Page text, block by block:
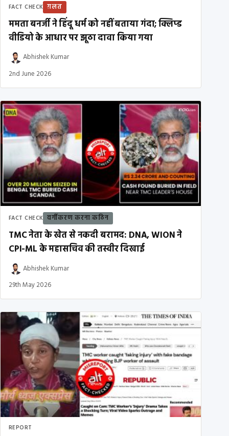
FACT CHECK ग़लत
ममता बनर्जी ने हिंदू धर्म को नहीं बताया गंदा; क्लिप्ड
वीडियो के आधार पर झूठा दावा किया गया
Abhishek Kumar
2nd June 2026
FACT CHECK वर्गीकरण करना कठिन
TMC नेता के खेत से नकदी बरामद: DNA, WION ने
CPI-ML के महासचिव की तस्वीर दिखाई
Abhishek Kumar
29th May 2026
REPORT